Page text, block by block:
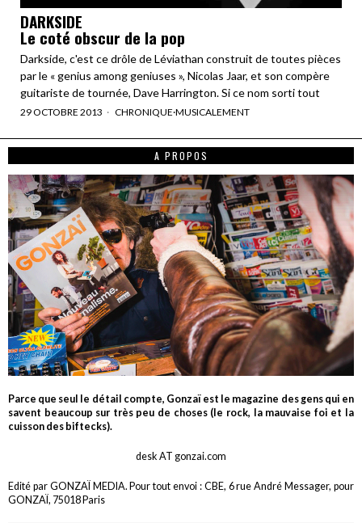
DARKSIDE
Le coté obscur de la pop
Darkside, c'est ce drôle de Léviathan construit de toutes pièces
par le « genius among geniuses », Nicolas Jaar, et son compère
guitariste de tournée, Dave Harrington. Si ce nom sorti tout
29 OCTOBRE 2013 CHRONIQUE·MUSICALEMENT
A PROPOS
Parce que seul le détail compte, Gonzaï est le magazine des gens qui en
savent beaucoup sur très peu de choses (le rock, la mauvaise foi et la
cuisson des biftecks).
desk AT gonzai.com
Edité par GONZAÏ MEDIA. Pour tout envoi : CBE, 6 rue André Messager, pour
GONZAÏ, 75018 Paris